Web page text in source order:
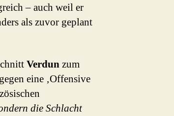
– auch weil er
als zuvor geplant
Verdunzum
eine ‚Offensive
die Schlacht